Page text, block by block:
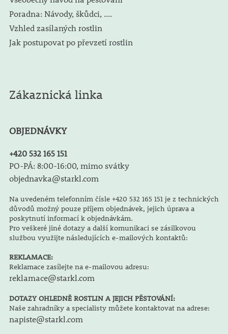
Poradna: Návody, škůdci, ....
Vzhled zasílaných rostlin
Jak postupovat po převzetí rostlin
Zákaznická linka
OBJEDNÁVKY
+420 532 165 151
PO-PÁ: 8:00-16:00, mimo svátky
objednavka@starkl.com
Na uvedeném telefonním čísle +420 532 165 151 je z technických
důvodů možný pouze příjem objednávek, jejich úprava a
poskytnutí informací k objednávkám.
Pro veškeré jiné dotazy a další komunikaci se zásilkovou
službou využijte následujících e-mailových kontaktů:
REKLAMACE:
Reklamace zasílejte na e-mailovou adresu:
reklamace@starkl.com
DOTAZY OHLEDNĚ ROSTLIN A JEJICH PĚSTOVÁNÍ:
Naše zahradníky a specialisty můžete kontaktovat na adrese:
napiste@starkl.com